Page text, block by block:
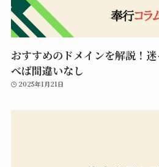
おすすめのドメインを解説！
べば間違いなし
2025年1月21日